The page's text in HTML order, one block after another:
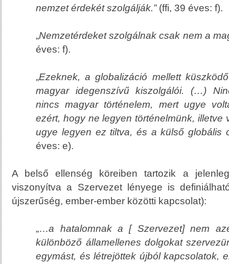
nemzet érdekét szolgálják.” (ffi, 39 éves: f).
„Nemzetérdeket szolgálnak csak nem a
éves: f).
„Ezeknek, a globalizáció mellett
magyaridegenszívű kiszolgálói. (…)
nincs magyar történelem, mert ugye
ezért, hogy ne legyen történelmünk, illetve
ugye legyen ez tiltva, és a külső globális
éves: e).
A belső ellenség köreiben tartozik a
viszonyítva a Szervezet lényege is
újszerűség, ember-ember közötti kapcsolat):
„…a hatalomnak a [ Szervezet] nem
különböző államellenes dolgokat
egymást, és létrejöttek újból kapcsolatok,